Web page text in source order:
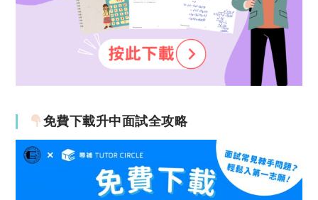
免費下載升中面試全攻略